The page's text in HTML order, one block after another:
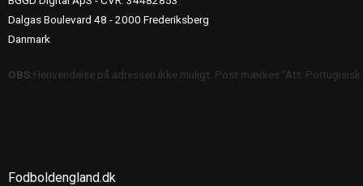
Dalgas Boulevard 48 - 2000 Frederiksberg
Danmark
OBS:Henvendelse på adressen ikke muligt. Post mærkes "Att:
Fodboldengland.dk